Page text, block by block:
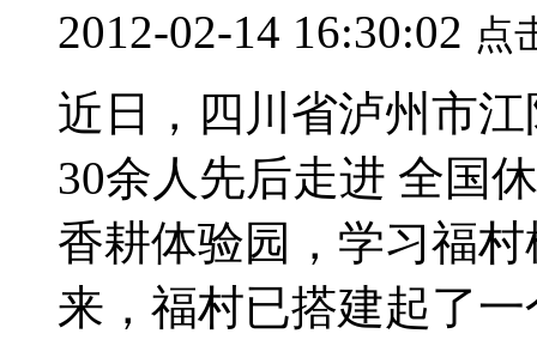
2012-02-14 16:30:02 点
近日，四川省泸州市
30余人先后走进 全国
香耕体验园，学习福
来，福村已搭建起了一